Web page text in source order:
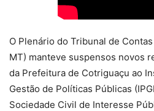
O Plenário do Tribunal de
MT) manteve suspensos novos
da Prefeitura de Cotriguaçu ao
Gestão de Políticas Públicas
Sociedade Civil de Interesse